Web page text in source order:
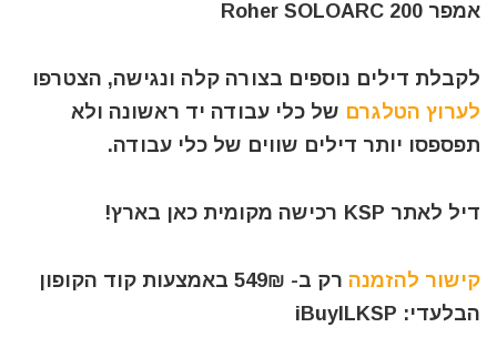
אמפר Roher SOLOARC 200
לקבלת דילים נוספים בצורה קלה ונגישה, הצטרפו
לערוץ הטלגרם של כלי עבודה יד ראשונה ולא
תפספסו יותר דילים שווים של כלי עבודה.
דיל לאתר KSP רכישה מקומית כאן בארץ!
קישור להזמנה
רק ב- 549₪ באמצעות קוד הקופון
הבלעדי: iBuyILKSP